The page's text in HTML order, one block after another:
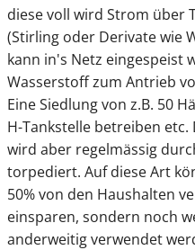
diese voll wird Strom über
(Stirling oder Derivate wie
kann in's Netz eingespeist
Wasserstoff zum Antrieb
Eine Siedlung von z.B. 50
H-Tankstelle betreiben
wird aber regelmässig
torpediert. Auf diese Art
50% von den Haushalten
einsparen, sondern noch
anderweitig verwendet